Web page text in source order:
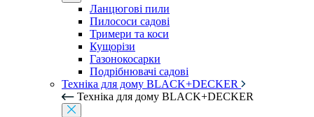
Ланцюгові пили
Пилососи садові
Тримери та коси
Кущорізи
Газонокосарки
Подрібнювачі садові
Техніка для дому BLACK+DECKER
Техніка для дому BLACK+DECKER